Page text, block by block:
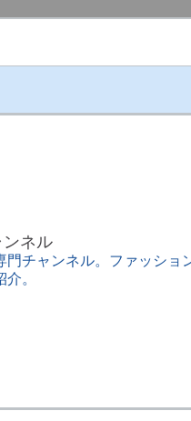
ンネル
門チャンネル。ファッシ
。